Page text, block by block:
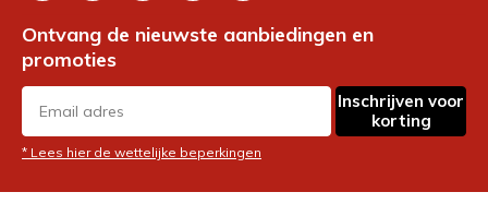
Ontvang de nieuwste aanbiedingen en
promoties
Inschrijven voor
korting
* Lees hier de wettelijke beperkingen